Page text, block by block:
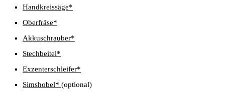
Handkreissäge*
Oberfräse*
Akkuschrauber*
Stechbeitel*
Exzenterschleifer*
Simshobel* (optional)